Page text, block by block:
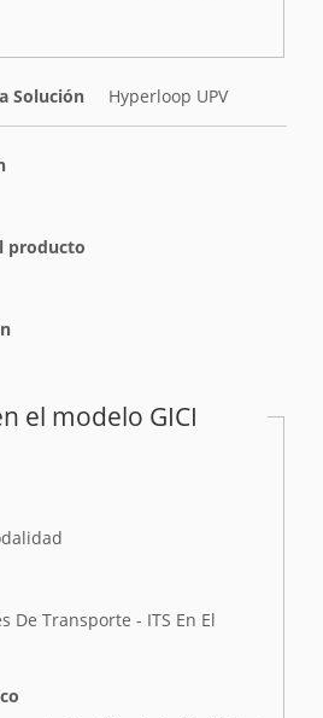
Solución Hyperloop UPV
producto
el modelo GICI
De Transporte - ITS En El